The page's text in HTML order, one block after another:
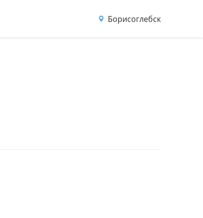
Борисоглебск